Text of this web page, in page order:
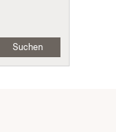
Suchen